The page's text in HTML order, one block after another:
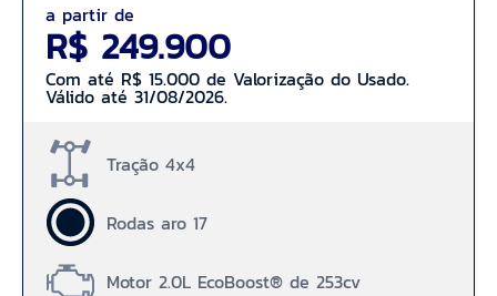
a partir de
R$ 249.900
Com até R$ 15.000 de Valorização do Usado.
Válido até 31/08/2026.
Tração 4x4
Rodas aro 17
Motor 2.0L EcoBoost® de 253cv